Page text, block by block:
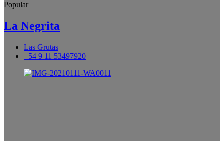
Popular
La Negrita
Las Grutas
+54 9 11 53497920